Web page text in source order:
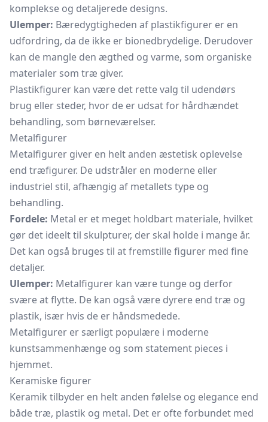
komplekse og detaljerede designs.
Ulemper: Bæredygtigheden af plastikfigurer er en
udfordring, da de ikke er bionedbrydelige. Derudover
kan de mangle den ægthed og varme, som organiske
materialer som træ giver.
Plastikfigurer kan være det rette valg til udendørs
brug eller steder, hvor de er udsat for hårdhændet
behandling, som børneværelser.
Metalfigurer
Metalfigurer giver en helt anden æstetisk oplevelse
end træfigurer. De udstråler en moderne eller
industriel stil, afhængig af metallets type og
behandling.
Fordele: Metal er et meget holdbart materiale, hvilket
gør det ideelt til skulpturer, der skal holde i mange år.
Det kan også bruges til at fremstille figurer med fine
detaljer.
Ulemper: Metalfigurer kan være tunge og derfor
svære at flytte. De kan også være dyrere end træ og
plastik, især hvis de er håndsmedede.
Metalfigurer er særligt populære i moderne
kunstsammenhænge og som statement pieces i
hjemmet.
Keramiske figurer
Keramik tilbyder en helt anden følelse og elegance end
både træ, plastik og metal. Det er ofte forbundet med